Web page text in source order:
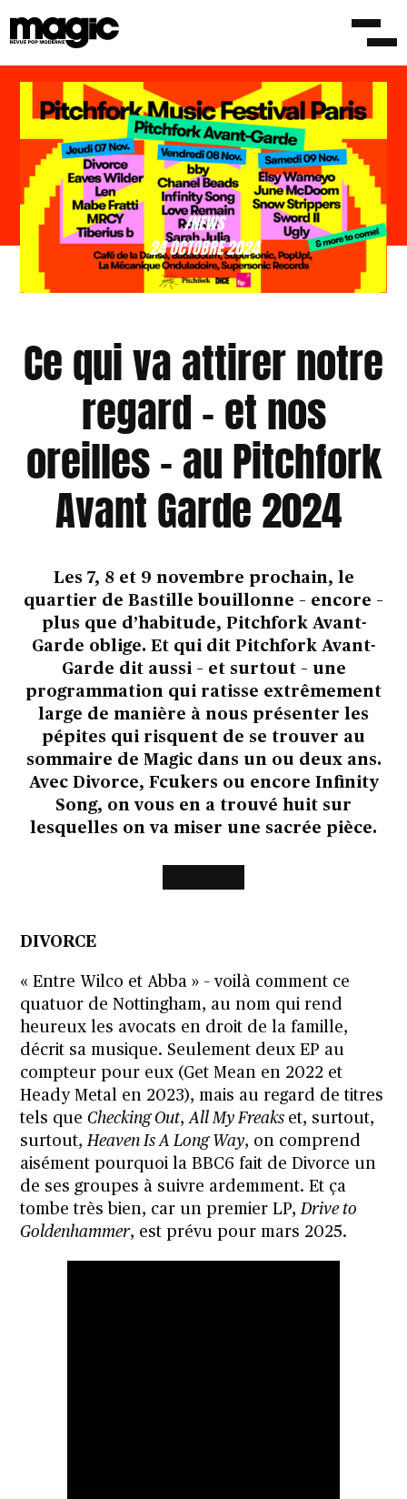
/NEWS
24 OCTOBRE 2024
Ce qui va attirer notre
regard – et nos
oreilles – au Pitchfork
Avant Garde 2024
Les 7, 8 et 9 novembre prochain, le
quartier de Bastille bouillonne – encore –
plus que d’habitude, Pitchfork Avant-
Garde oblige. Et qui dit Pitchfork Avant-
Garde dit aussi – et surtout – une
programmation qui ratisse extrêmement
large de manière à nous présenter les
pépites qui risquent de se trouver au
sommaire de Magic dans un ou deux ans.
Avec Divorce, Fcukers ou encore Infinity
Song, on vous en a trouvé huit sur
lesquelles on va miser une sacrée pièce.
DIVORCE
« Entre Wilco et Abba » – voilà comment ce
quatuor de Nottingham, au nom qui rend
heureux les avocats en droit de la famille,
décrit sa musique. Seulement deux EP au
compteur pour eux (Get Mean en 2022 et
Heady Metal en 2023), mais au regard de titres
tels queChecking Out,All My Freaks et, surtout,
surtout,Heaven Is A Long Way, on comprend
aisément pourquoi la BBC6 fait de Divorce un
de ses groupes à suivre ardemment. Et ça
tombe très bien, car un premier LP,Drive to
Goldenhammer, est prévu pour mars 2025.